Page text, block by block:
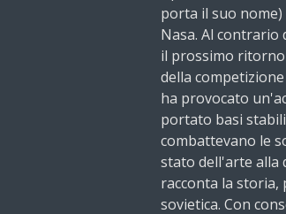
porta il suo
Nasa. Al contrario
il prossimo
della
ha provocato
portato basi
combattevano le
stato dell'arte alla
racconta la storia,
sovietica. Con